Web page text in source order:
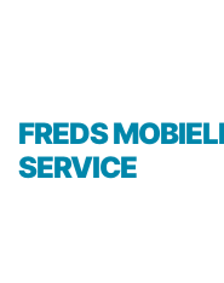
FREDS MOBIELE CARROSSERIE
SERVICE